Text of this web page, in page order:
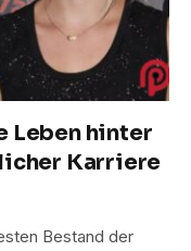
Leben hinter
Karriere
Bestand der